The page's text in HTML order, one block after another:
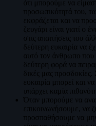
ότι μπορούμε να
προσωπικότητά του,
εκφράζεται και να
ζευγάρι είναι γιατί ο
στις απαιτήσεις του
δεύτερη ευκαιρία να
αυτό τον άνθρωπο που
δεύτερη φορά να
δικές μας
ευκαιρία μπορεί και
υπάρχει καμία
Όταν μπορούμε να
επικοινωνήσουμε, να
προσπαθήσουμε να